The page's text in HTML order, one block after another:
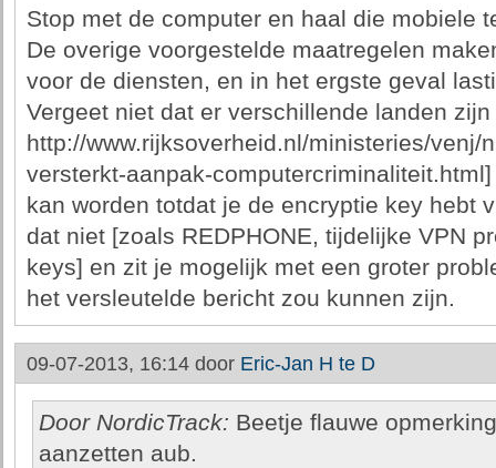
Stop met de computer en haal die mobiele
De overige voorgestelde maatregelen
voor de diensten, en in het ergste geval
Vergeet niet dat er verschillende landen
http://www.rijksoverheid.nl/ministeries/venj/
versterkt-aanpak-
kan worden totdat je de encryptie key hebt
dat niet [zoals REDPHONE, tijdelijke VPN
keys] en zit je mogelijk met een groter
het versleutelde bericht zou kunnen zijn.
09-07-2013, 16:14 door Eric-Jan H te D
Door NordicTrack: Beetje flauwe
aanzetten aub.